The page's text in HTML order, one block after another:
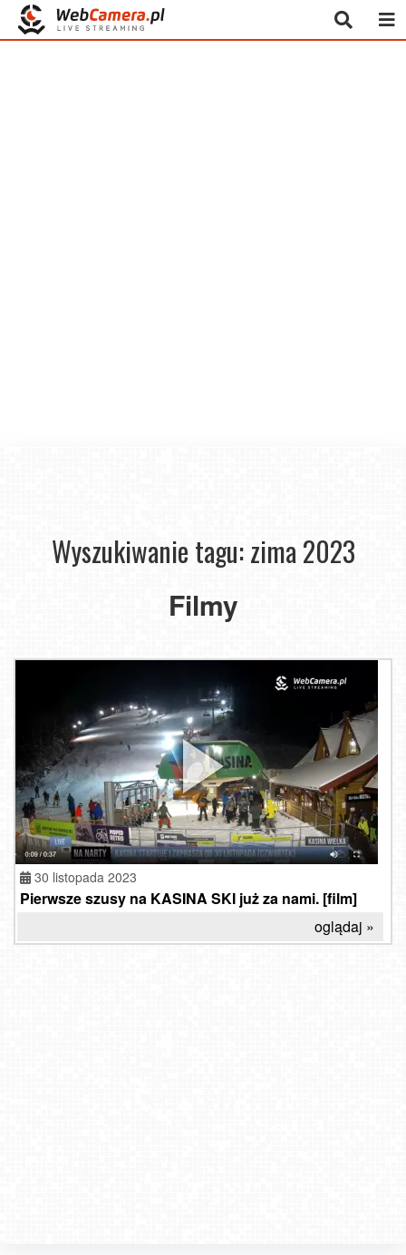
Wyszukiwanie tagu: zima 2023
Filmy
30 listopada 2023
Pierwsze szusy na KASINA SKI już za nami. [film]
oglądaj »